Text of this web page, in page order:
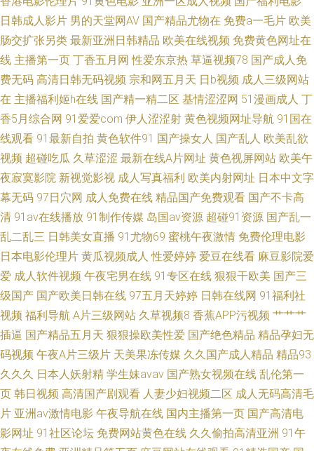
月花AV电影 蜜桃伊人av 91在线欧洲 日韩中文字幕成人 国产小精品网站 91
免费视频网页版 日久AV 超碰人人妻在线 91九色熟女泻火 亚洲肏屄视频 国产
伪娘在线 91传媒影院线路 日韩精品导航 超碰夫妻生活 影音先锋亚洲av色片
久久色激情一区 91日韓免費看 五月天在线不卡 日韩AV三级勉费 三级AVV 天
精品成人区精品 色悠悠成人视频 91n一起操 日本丝袜足交 污网址在线观看
日韩成人影片 男的天堂网AV 国产精品尤物在 免费a一毛片 欧美
肠交扩张另类 最新亚洲日韩精品 欧美在线视频 免费黄色网址在
线 主播第一页 丁香五月网 性爱东京热 草逼视频78 国产成人免
费无码 高清日韩无码视频 宗和网五月天 日b视频 成人三级网站
在 主播福利姬h在线 国产精一精二区 基情涩涩网 51漫画成人 丁
香5月综合网 91爱爱com 伊人涩涩射 黄色视频网址导航 91国在
线观看 91最新自拍 黄色软件91 国产操女人 国产乱人 欧美乱欲
视频 超碰吃瓜 久草涩涩 最新在线A片网址 黄色视屏网站 欧美午
夜寂寞影院 新视觉影视 成人写真福利 欧美内射网址 日本中文字
幕无码 97日穴网 成人免费在线 精品国产免费观看 国产不卡高
清 91av在线播放 91制作传媒 岛国av资源 超碰91资源 国产乱一
乱二乱三 日韩美女直播 91尤物69 蜜桃午夜激情 免费伦理电影
日本电影伦理片 黄瓜视频成人 性爱婷婷 爱豆在线看 麻豆影院爱
爱 成人软件视频 午夜宅男在线 91专区在线 狠狠干欧美 国产三
级国产 国产欧美日韩在线 97五月天婷婷 日韩在线网 91福利社
视频 福利导航 A片三级网站 久草视频8 香蕉APP污视频 艹艹艹
插逼 国产精品五月天 狠狠操欧美性爱 国产绝色精品 精品孕妇无
码视频 午夜A片三级片 天美果冻传媒 久久国产成人精品 精品93
久久久 日本人妖射精 学生妹avav 国产熟女视频在线 乱伦第一
页 韩日视频 高清国产剧观看 人妻少妇视频二区 成人无码高清毛
片 亚洲av激情电影 午夜导航在线 国内主播第一页 国产高清电
影网址 91社区论坛 免费网站黄色在线 久久偷拍高清亚洲 91午